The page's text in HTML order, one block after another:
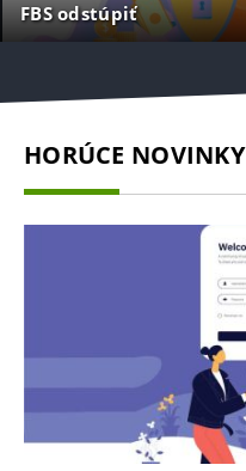
FBS odstúpiť
HORÚCE NOVINKY